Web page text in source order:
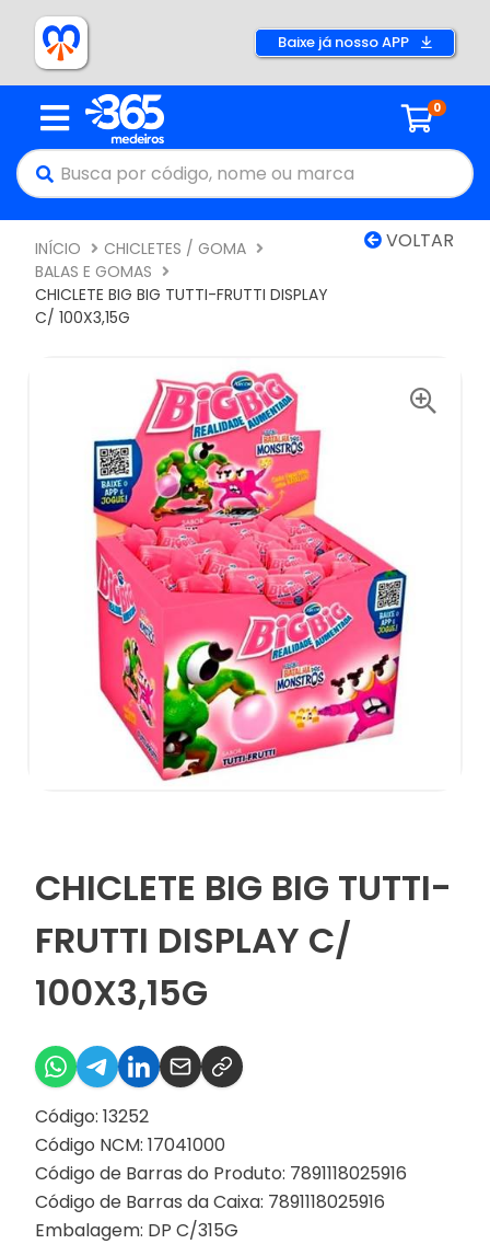
Baixe já nosso APP
0
VOLTAR
INÍCIO
CHICLETES / GOMA
BALAS E GOMAS
CHICLETE BIG BIG TUTTI-FRUTTI DISPLAY
C/ 100X3,15G
CHICLETE BIG BIG TUTTI-
FRUTTI DISPLAY C/
100X3,15G
Código: 13252
Código NCM: 17041000
Código de Barras do Produto: 7891118025916
Código de Barras da Caixa: 7891118025916
Embalagem: DP C/315G